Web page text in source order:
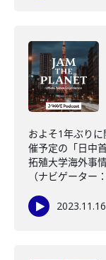
およそ1年ぶり
催予定の「日中
拓殖大学海外事
（ナビゲーター
2023.11.16